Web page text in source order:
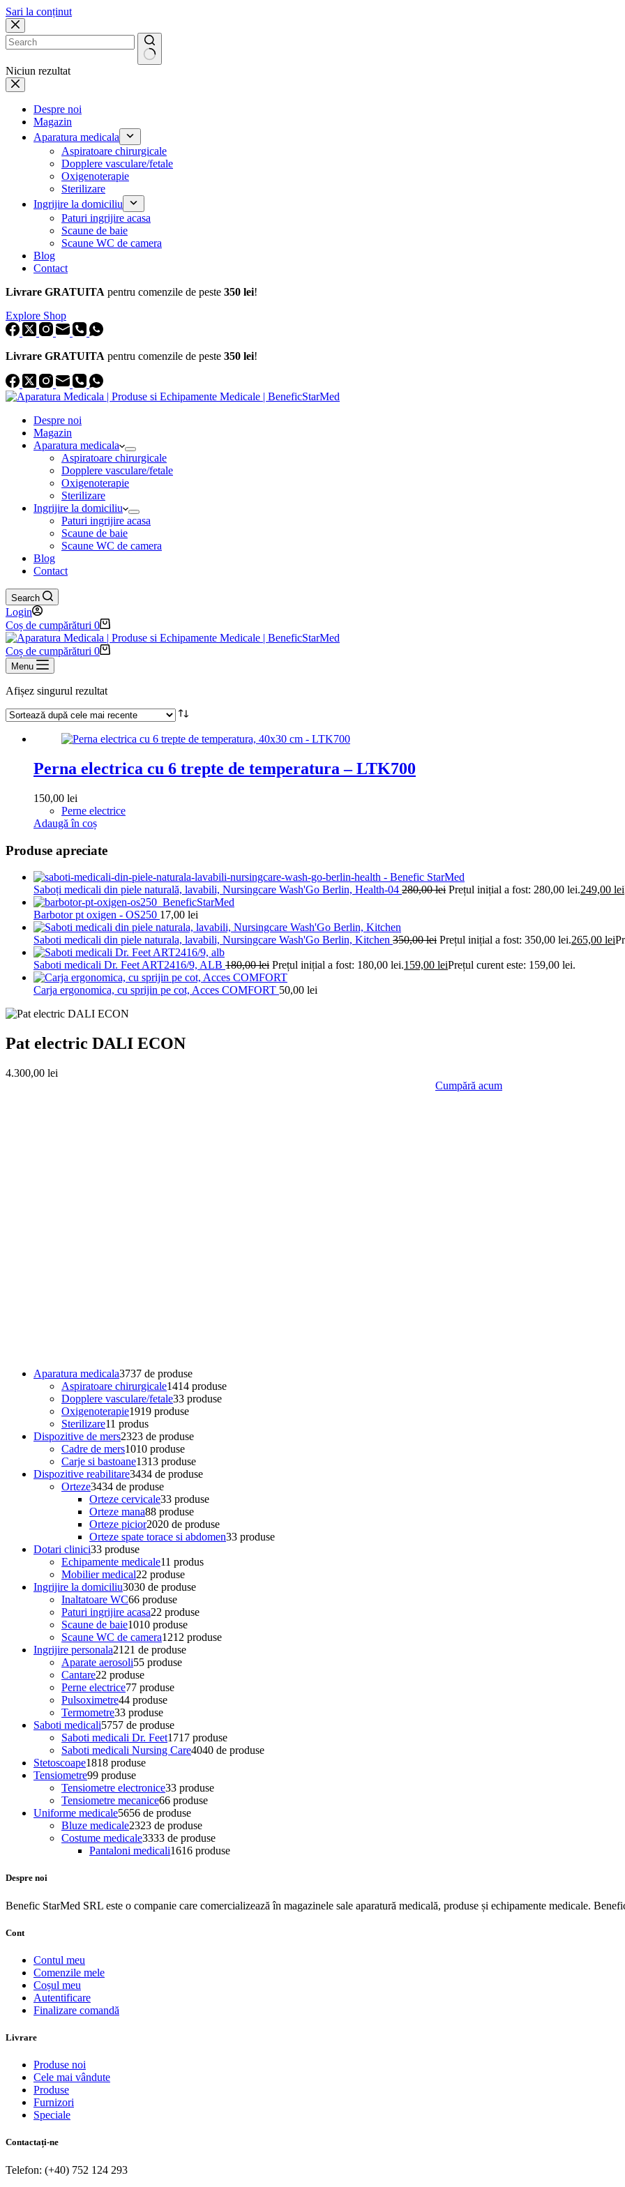
Sari la conținut
Niciun rezultat
Despre noi
Magazin
Aparatura medicala
Aspiratoare chirurgicale
Dopplere vasculare/fetale
Oxigenoterapie
Sterilizare
Ingrijire la domiciliu
Paturi ingrijire acasa
Scaune de baie
Scaune WC de camera
Blog
Contact
Livrare GRATUITA pentru comenzile de peste 350 lei!
Explore Shop
Livrare GRATUITA pentru comenzile de peste 350 lei!
Despre noi
Magazin
Aparatura medicala
Aspiratoare chirurgicale
Dopplere vasculare/fetale
Oxigenoterapie
Sterilizare
Ingrijire la domiciliu
Paturi ingrijire acasa
Scaune de baie
Scaune WC de camera
Blog
Contact
Search
Login
Coș de cumpărături 0
Coș de cumpărături 0
Menu
Afișez singurul rezultat
Perna electrica cu 6 trepte de temperatura – LTK700
150,00 lei
Perne electrice
Adaugă în coș
Produse apreciate
Saboți medicali din piele naturală, lavabili, Nursingcare Wash'Go Berlin, Health-04 280,00lei Prețul inițial a fost: 280,00 lei.249,00 lei
Barbotor pt oxigen - OS250 17,00 lei
Saboti medicali din piele naturala, lavabili, Nursingcare Wash'Go Berlin, Kitchen 350,00lei Prețul inițial a fost: 350,00 lei.265,00 lei
Saboti medicali Dr. Feet ART2416/9, ALB 180,00lei Prețul inițial a fost: 180,00 lei.159,00 leiPrețul curent este: 159,00 lei.
Carja ergonomica, cu sprijin pe cot, Acces COMFORT 50,00 lei
Pat electric DALI ECON
4.300,00 lei
Cumpără acum
Aparatura medicala3737 de produse
Aspiratoare chirurgicale1414 produse
Dopplere vasculare/fetale33 produse
Oxigenoterapie1919 produse
Sterilizare11 produs
Dispozitive de mers2323 de produse
Cadre de mers1010 produse
Carje si bastoane1313 produse
Dispozitive reabilitare3434 de produse
Orteze3434 de produse
Orteze cervicale33 produse
Orteze mana88 produse
Orteze picior2020 de produse
Orteze spate torace si abdomen33 produse
Dotari clinici33 produse
Echipamente medicale11 produs
Mobilier medical22 produse
Ingrijire la domiciliu3030 de produse
Inaltatoare WC66 produse
Paturi ingrijire acasa22 produse
Scaune de baie1010 produse
Scaune WC de camera1212 produse
Ingrijire personala21 21 de produse
Aparate aerosoli55 produse
Cantare22 produse
Perne electrice77 produse
Pulsoximetre44 produse
Termometre33 produse
Saboti medicali5757 de produse
Saboti medicali Dr. Feet1717 produse
Saboti medicali Nursing Care4040 de produse
Stetoscoape1818 produse
Tensiometre99 produse
Tensiometre electronice33 produse
Tensiometre mecanice66 produse
Uniforme medicale5656 de produse
Bluze medicale2323 de produse
Costume medicale3333 de produse
Pantaloni medicali1616 produse
Despre noi
Benefic StarMed SRL este o companie care comercializează în magazinele sale aparatură medicală, produse și echipamente medicale.
Cont
Contul meu
Comenzile mele
Coșul meu
Autentificare
Finalizare comandă
Livrare
Produse noi
Cele mai vândute
Produse
Furnizori
Speciale
Contactați-ne
Telefon: (+40) 752 124 293